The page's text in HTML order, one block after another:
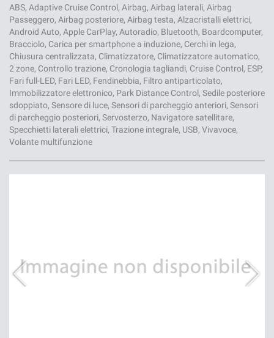
ABS, Adaptive Cruise Control, Airbag, Airbag laterali, Airbag
Passeggero, Airbag posteriore, Airbag testa, Alzacristalli elettrici,
Android Auto, Apple CarPlay, Autoradio, Bluetooth, Boardcomputer,
Bracciolo, Carica per smartphone a induzione, Cerchi in lega,
Chiusura centralizzata, Climatizzatore, Climatizzatore automatico,
2 zone, Controllo trazione, Cronologia tagliandi, Cruise Control, ESP,
Fari full-LED, Fari LED, Fendinebbia, Filtro antiparticolato,
Immobilizzatore elettronico, Park Distance Control, Sedile posteriore
sdoppiato, Sensore di luce, Sensori di parcheggio anteriori, Sensori
di parcheggio posteriori, Servosterzo, Navigatore satellitare,
Specchietti laterali elettrici, Trazione integrale, USB, Vivavoce,
Volante multifunzione